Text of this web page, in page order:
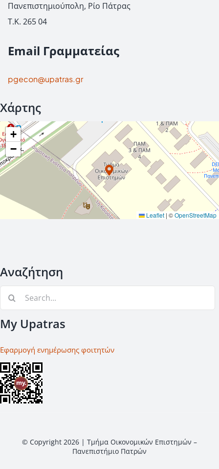
Πανεπιστημιούπολη, Ρίο Πάτρας
Τ.Κ. 265 04
Email Γραμματείας
pgecon@upatras.gr
Χάρτης
+
−
Leaflet | ©OpenStreetMap
Αναζήτηση
My Upatras
Εφαρμογή ενημέρωσης φοιτητών
© Copyright 2026 | Τμήμα Οικονομικών Επιστημών –
Πανεπιστήμιο Πατρών